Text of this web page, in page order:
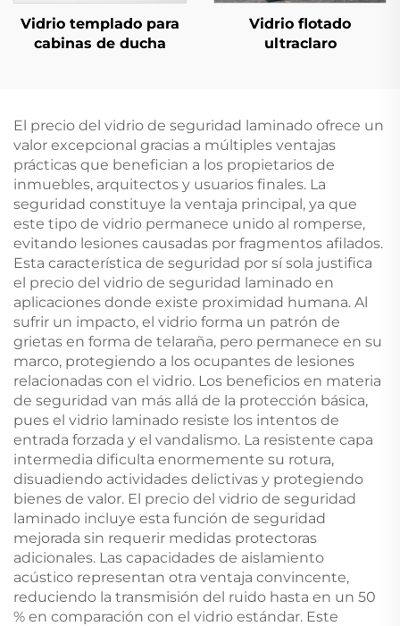
Vidrio templado para
cabinas de ducha
Vidrio flotado
ultraclaro
El precio del vidrio de seguridad laminado ofrece un
valor excepcional gracias a múltiples ventajas
prácticas que benefician a los propietarios de
inmuebles, arquitectos y usuarios finales. La
seguridad constituye la ventaja principal, ya que
este tipo de vidrio permanece unido al romperse,
evitando lesiones causadas por fragmentos afilados.
Esta característica de seguridad por sí sola justifica
el precio del vidrio de seguridad laminado en
aplicaciones donde existe proximidad humana. Al
sufrir un impacto, el vidrio forma un patrón de
grietas en forma de telaraña, pero permanece en su
marco, protegiendo a los ocupantes de lesiones
relacionadas con el vidrio. Los beneficios en materia
de seguridad van más allá de la protección básica,
pues el vidrio laminado resiste los intentos de
entrada forzada y el vandalismo. La resistente capa
intermedia dificulta enormemente su rotura,
disuadiendo actividades delictivas y protegiendo
bienes de valor. El precio del vidrio de seguridad
laminado incluye esta función de seguridad
mejorada sin requerir medidas protectoras
adicionales. Las capacidades de aislamiento
acústico representan otra ventaja convincente,
reduciendo la transmisión del ruido hasta en un 50
% en comparación con el vidrio estándar. Este